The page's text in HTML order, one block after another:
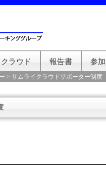
ラウド 報告書 参
> サムライクラウドサポーター制度